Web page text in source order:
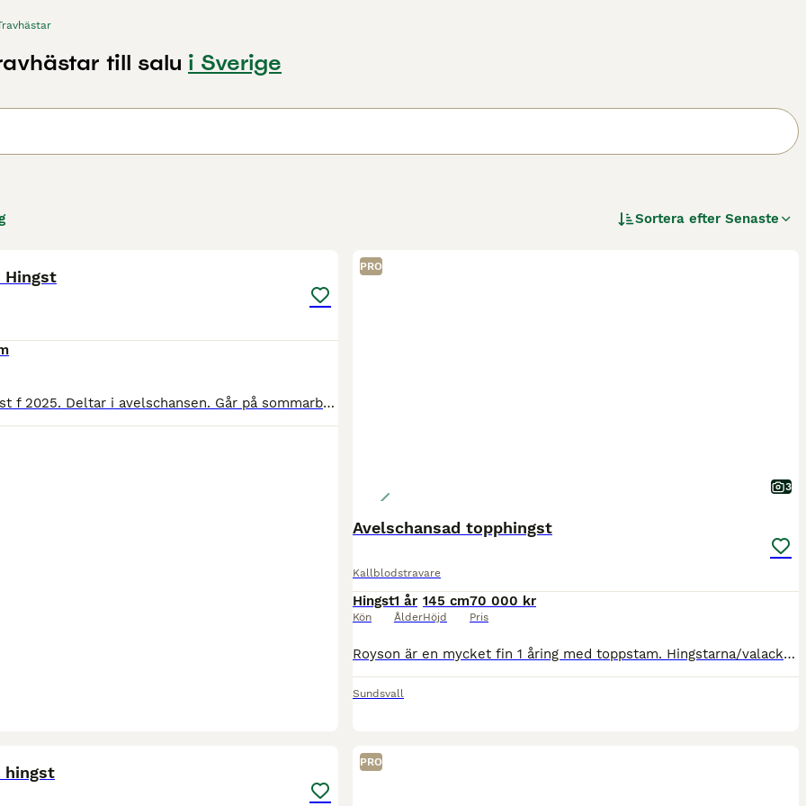
till salu i Sverige
Sortera efter Senaste
Hingst
Snygg svart hingst f 2025. Deltar i avelschansen. Går på sommarbete just nu hos Tomas Rosén. Säljes endast till travsatsande hem. Kan tänka mig att sälja andelar.
PRO
3
Avelschansad topphingst
Kallblodstravare
Hingst
Kön
1 år
Ålder
145 cm
Höjd
70 000 kr
Pris
Royson är en mycket fin 1 åring med toppstam. Hingstarna/valackarna efter Lome Brage har visat sig lyckosamma på banan. Royson visade tidigt att han är något extra, välskapt och med ett lynne som en m
Sundsvall
hingst
PRO